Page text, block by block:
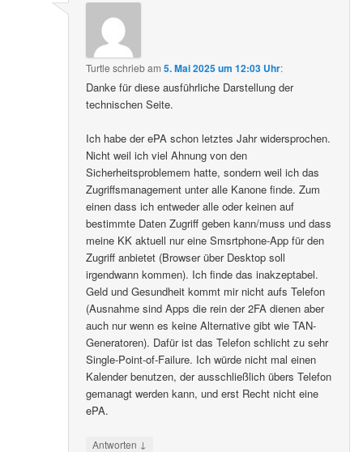
Turtle schriebam5. Mai 2025 um 12:03 Uhr:
Danke für diese ausführliche Darstellung der
technischen Seite.
Ich habe der ePA schon letztes Jahr widersprochen.
Nicht weil ich viel Ahnung von den
Sicherheitsproblemem hatte, sondern weil ich das
Zugriffsmanagement unter alle Kanone finde. Zum
einen dass ich entweder alle oder keinen auf
bestimmte Daten Zugriff geben kann/muss und dass
meine KK aktuell nur eine Smsrtphone-App für den
Zugriff anbietet (Browser über Desktop soll
irgendwann kommen). Ich finde das inakzeptabel.
Geld und Gesundheit kommt mir nicht aufs Telefon
(Ausnahme sind Apps die rein der 2FA dienen aber
auch nur wenn es keine Alternative gibt wie TAN-
Generatoren). Dafür ist das Telefon schlicht zu sehr
Single-Point-of-Failure. Ich würde nicht mal einen
Kalender benutzen, der ausschließlich übers Telefon
gemanagt werden kann, und erst Recht nicht eine
ePA.
Antworten ↓